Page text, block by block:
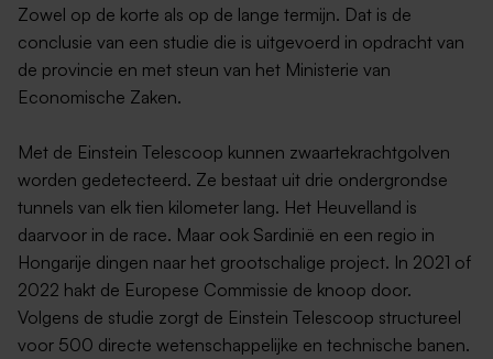
Zowel op de korte als op de lange termijn. Dat is de
conclusie van een studie die is uitgevoerd in opdracht van
de provincie en met steun van het Ministerie van
Economische Zaken.
Met de Einstein Telescoop kunnen zwaartekrachtgolven
worden gedetecteerd. Ze bestaat uit drie ondergrondse
tunnels van elk tien kilometer lang. Het Heuvelland is
daarvoor in de race. Maar ook Sardinië en een regio in
Hongarije dingen naar het grootschalige project. In 2021 of
2022 hakt de Europese Commissie de knoop door.
Volgens de studie zorgt de Einstein Telescoop structureel
voor 500 directe wetenschappelijke en technische banen.